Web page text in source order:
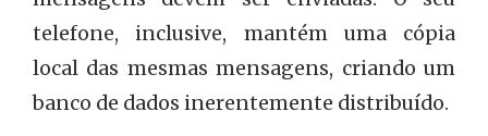
telefone, inclusive, mantém uma cópia
local das mesmas mensagens, criando um
banco de dados inerentemente distribuído.